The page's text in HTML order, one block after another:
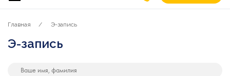
Главная Э-запись
Э-запись